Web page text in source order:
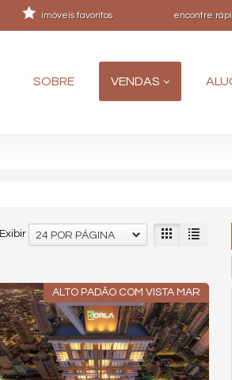
encontre
imóveis favoritos
SOBRE VENDAS
Exibir 24 POR PÁGINA
ALTO PADÃO COM VISTA MAR